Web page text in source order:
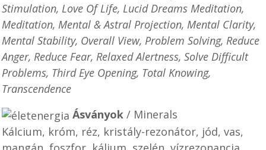
Stimulation, Love Of Life, Lucid Dreams Meditation,
Meditation, Mental & Astral Projection, Mental Clarity,
Mental Stability, Overall View, Problem Solving, Reduce
Anger, Reduce Fear, Relaxed Alertness, Solve Difficult
Problems, Third Eye Opening, Total Knowing,
Transcendence
Ásványok / Minerals
Kálcium, króm, réz, kristály-rezonátor, jód, vas,